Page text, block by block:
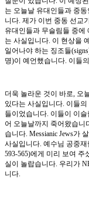
는 오늘날 유대인들과 중
니다. 제가 이번 중동 선교
유대인들과 무슬림들 중에
는 사실입니다. 이 현상을
일어나야 하는 징조들
명)이 예언했습니다. 이들
더욱 놀라운 것이 바로, 오
있다는 사실입니다. 이들
들이었습니다. 이들이 이슬
어 오늘날까지 죽어왔습니
습니다. Messianic Jews가
사실입니다. 예수님 공중
593-565)에게 미리 보여 주
실이 놀랍습니다. 우리가
니다.